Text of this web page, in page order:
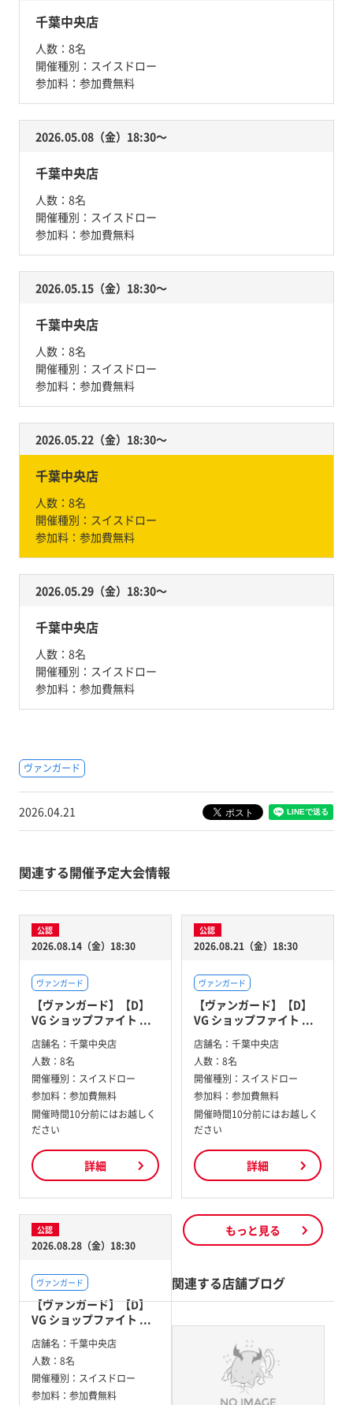
千葉中央店
人数： 8名
開催種別： スイスドロー
参加料： 参加費無料
2026.05.08（金）18:30〜
千葉中央店
人数： 8名
開催種別： スイスドロー
参加料： 参加費無料
2026.05.15（金）18:30〜
千葉中央店
人数： 8名
開催種別： スイスドロー
参加料： 参加費無料
2026.05.22（金）18:30〜
千葉中央店
人数： 8名
開催種別： スイスドロー
参加料： 参加費無料
2026.05.29（金）18:30〜
千葉中央店
人数： 8名
開催種別： スイスドロー
参加料： 参加費無料
ヴァンガード
2026.04.21
関連する開催予定大会情報
公認
2026.08.14（金）18:30
ヴァンガード
【ヴァンガード】【D】
VG ショップファイト ...
店舗名： 千葉中央店
人数： 8名
開催種別： スイスドロー
参加料： 参加費無料
開催時間10分前にはお越しく
ださい
詳細
公認
2026.08.21（金）18:30
ヴァンガード
【ヴァンガード】【D】
VG ショップファイト ...
店舗名： 千葉中央店
人数： 8名
開催種別： スイスドロー
参加料： 参加費無料
開催時間10分前にはお越しく
ださい
詳細
公認
2026.08.28（金）18:30
ヴァンガード
【ヴァンガード】【D】
VG ショップファイト ...
店舗名： 千葉中央店
人数： 8名
開催種別： スイスドロー
参加料： 参加費無料
もっと見る
関連する店舗ブログ